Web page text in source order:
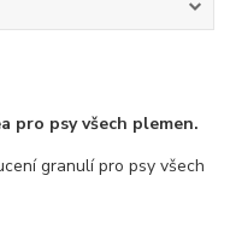
pro psy všech plemen.
granulí pro psy všech